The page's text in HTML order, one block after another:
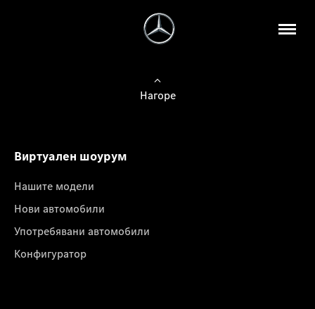
Нагоре
Виртуален шоурум
Нашите модели
Нови автомобили
Употребявани автомобили
Конфигуратор